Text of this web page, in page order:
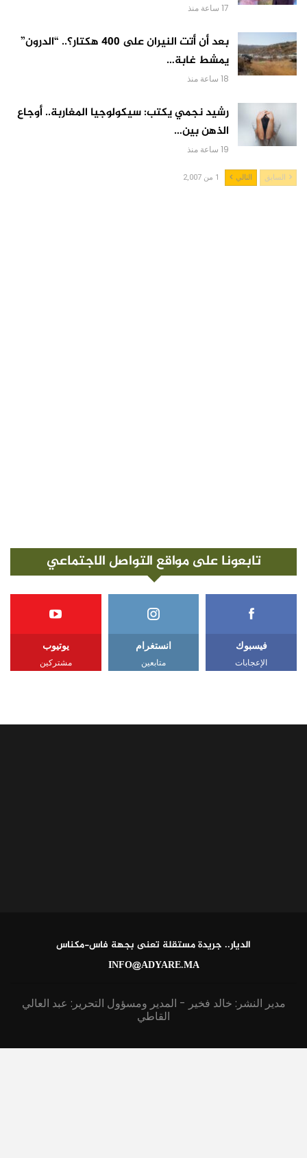
17 ساعة منذ
بعد أن أتت النيران على 400 هكتار؟.. “الدرون”
يمشط غابة…
18 ساعة منذ
رشيد نجمي يكتب: سيكولوجيا المغاربة.. أوجاع
الذهن بين…
19 ساعة منذ
السابق التالي 1 من 2,007
تابعونا على مواقع التواصل الاجتماعي
فيسبوك
الإعجابات
انستغرام
متابعين
يوتيوب
مشتركين
الديار.. جريدة مستقلة تعنى بجهة فاس-مكناس
INFO@ADYARE.MA
مدير النشر: خالد فخير - المدير ومسؤول التحرير: عبد العالي
القاطي